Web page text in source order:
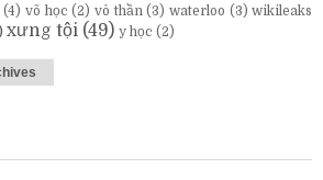
(4) võ học (2) vô thần (3) waterloo (3) wikileaks
xưng tội (49) y học (2)